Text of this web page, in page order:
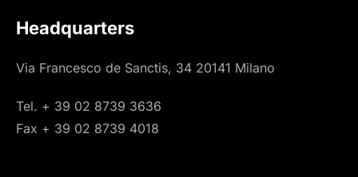
Headquarters
Via Francesco de Sanctis, 34 20141 Milano
Tel. + 39 02 8739 3636
Fax + 39 02 8739 4018